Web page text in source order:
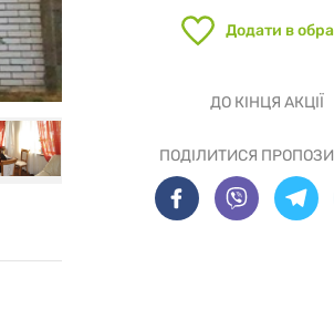
Додати в
ДО КІНЦЯ АКЦІЇ
ПОДІЛИТИСЯ